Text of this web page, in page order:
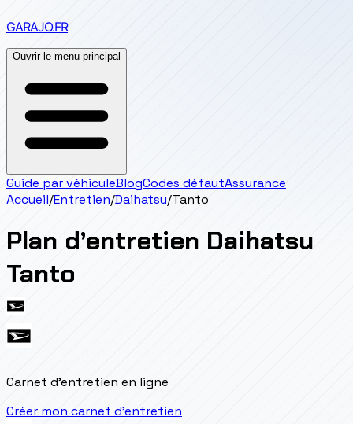
GARAJO.FR
Ouvrir le menu principal
Guide par véhiculeBlogCodes défautAssurance
Accueil/Entretien/Daihatsu/Tanto
Plan d’entretien Daihatsu
Tanto
Carnet d'entretien en ligne
Créer mon carnet d'entretien